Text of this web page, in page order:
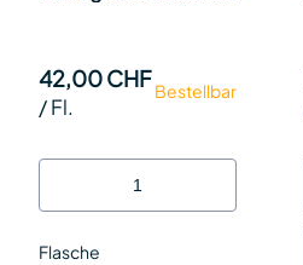
Geschenkskarton
150cl Fl.
Bestellbar
42,00 CHF
/Fl.
Flasche